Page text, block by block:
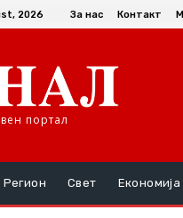
2026 За нас Контакт
портал
Регион Свет Економија